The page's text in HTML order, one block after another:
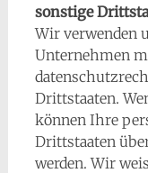
sonstige
Wir verwenden
Unternehmen
Drittstaaten.
können Ihre
Drittstaaten
werden. Wir